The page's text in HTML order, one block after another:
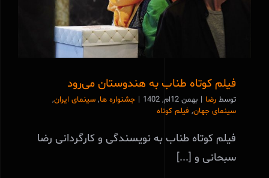
فیلم کوتاه طناب به هندوستان می‌رود
توسط رضا | بهمن 12ام, 1402 | جشنواره ها, سینمای ایران,
سینمای جهان, فیلم کوتاه
فیلم کوتاه طناب به نویسندگی و کارگردانی رضا
سبحانی و [...]